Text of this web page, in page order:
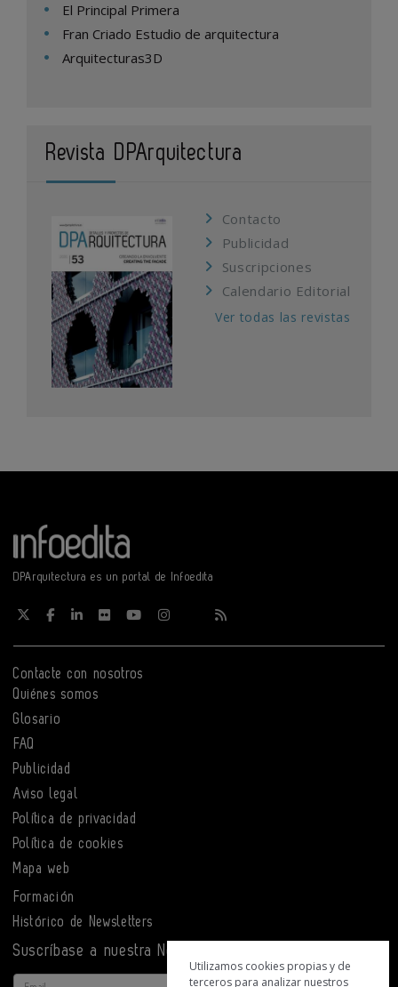
El Principal Primera
Fran Criado Estudio de arquitectura
Arquitecturas3D
Revista DPArquitectura
Contacto
Publicidad
Suscripciones
Calendario Editorial
Ver todas las revistas
DPArquitectura es un portal de Infoedita
Contacte con nosotros
Quiénes somos
Glosario
FAQ
Publicidad
Aviso legal
Política de privacidad
Política de cookies
Mapa web
Formación
Histórico de Newsletters
Suscríbase a nuestra Newsletter
Email
Utilizamos cookies propias y de
terceros para analizar nuestros